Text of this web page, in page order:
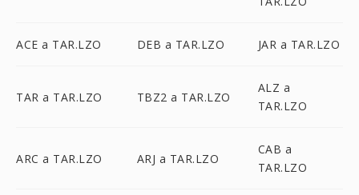
ACE a TAR.LZO DEB a TAR.LZO JAR a TAR.LZO
TAR a TAR.LZO TBZ2 a TAR.LZO
ALZ a
TAR.LZO
ARC a TAR.LZO ARJ a TAR.LZO
CAB a
TAR.LZO